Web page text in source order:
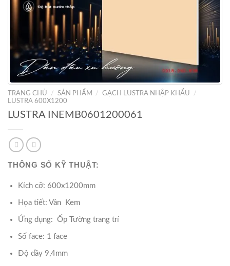
TRANG CHỦ / SẢN PHẨM / GẠCH LUSTRA NHẬP KHẨU
/
LUSTRA 600X1200
LUSTRA INEMB0601200061
THÔNG SỐ KỸ THUẬT:
Kích cỡ: 600x1200mm
Họa tiết: Vân Kem
Ứng dụng: Ốp Tường trang trí
Số face: 1 face
Độ dầy 9,4mm